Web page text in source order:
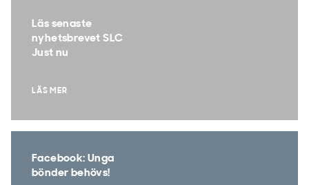
Läs senaste
nyhetsbrevet SLC
Just nu
LÄS MER
Facebook: Unga
bönder behövs!